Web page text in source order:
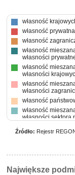
własność
własność
własność
własność
własności
własność
własności
własność
własności
własność
własność
własności sektora
własność
przewagi
Źródło: Rejestr
Największe